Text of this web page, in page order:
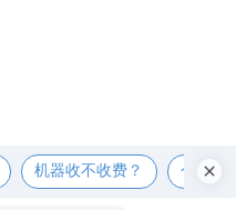
机器收不收费？ 个人可